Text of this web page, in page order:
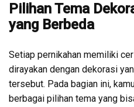
Pilihan Tema
yang Berbeda
Setiap pernikahan memiliki
dirayakan dengan dekorasi
tersebut. Pada bagian ini,
berbagai pilihan tema yang